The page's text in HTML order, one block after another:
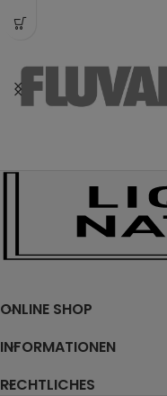
ONLINE SHOP
INFORMATIONEN
RECHTLICHES